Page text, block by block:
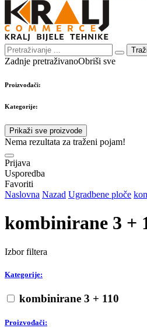
Traži
Zadnje pretraživanoObriši sve
Proizvođači:
Kategorije:
Prikaži sve proizvode
Nema rezultata za traženi pojam!
Prijava
Usporedba
Favoriti
Naslovna Nazad Ugradbene ploče
kombinirane 3 +
Izbor filtera
Kategorije:
kombinirane 3 + 110
Proizvođači: